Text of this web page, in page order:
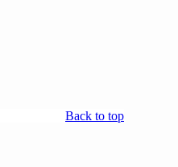
Back to top